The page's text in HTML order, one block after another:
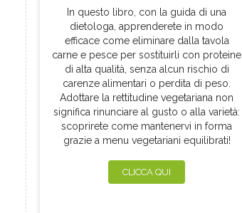
In questo libro, con la guida di una
dietologa, apprenderete in modo
efficace come eliminare dalla tavola
carne e pesce per sostituirli con proteine
di alta qualità, senza alcun rischio di
carenze alimentari o perdita di peso.
Adottare la rettitudine vegetariana non
significa rinunciare al gusto o alla varietà:
scoprirete come mantenervi in forma
grazie a menu vegetariani equilibrati!
CLICCA QUI